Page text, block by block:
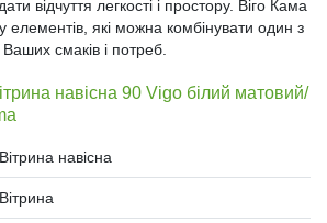
відчуття легкості і простору. Віго Кама
які можна комбінувати один з
смаків і потреб.
навісна 90 Vigo білий матовий/
Вітрина навісна
Вітрина